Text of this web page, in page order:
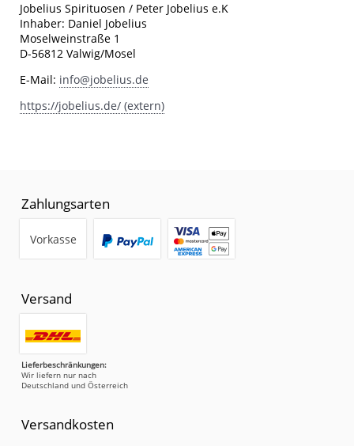
Jobelius Spirituosen / Peter Jobelius e.K
Inhaber: Daniel Jobelius
Moselweinstraße 1
D-56812 Valwig/Mosel
E-Mail: info@jobelius.de
https://jobelius.de/ (extern)
Zahlungsarten
Vorkasse
Versand
Lieferbeschränkungen:
Wir liefern nur nach
Deutschland und Österreich
Versandkosten